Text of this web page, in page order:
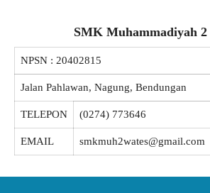
SMK Muhammadiyah 2
NPSN : 20402815
Jalan Pahlawan, Nagung, Bendungan
TELEPON (0274) 773646
EMAIL smkmuh2wates@gmail.com